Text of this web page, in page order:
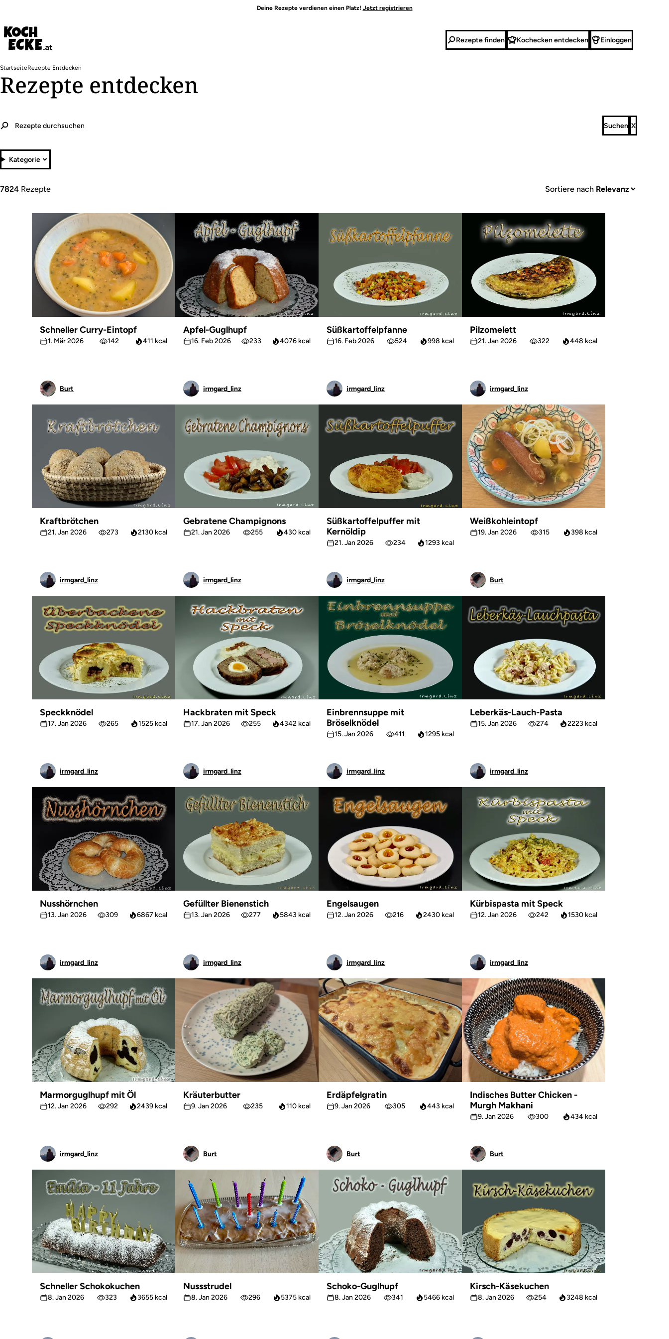
Inhalt
Deine Rezepte verdienen einen Platz! Jetzt registrieren
Rezepte finden Kochecken entdecken Einloggen
Pfadnavigation
StartseiteRezepte Entdecken
Rezepte entdecken
Kategorie
7824 Rezepte Sortiere nach
Schneller Curry-Eintopf
1. Mär 2026 142 411 kcal
Burt
Apfel-Guglhupf
16. Feb 2026 233 4076 kcal
irmgard_linz
Süßkartoffelpfanne
16. Feb 2026 524 998 kcal
irmgard_linz
Pilzomelett
21. Jan 2026 322 448 kcal
irmgard_linz
Kraftbrötchen
21. Jan 2026 273 2130 kcal
irmgard_linz
Gebratene Champignons
21. Jan 2026 255 430 kcal
irmgard_linz
Süßkartoffelpuffer mit
Kernöldip
21. Jan 2026 234 1293 kcal
irmgard_linz
Weißkohleintopf
19. Jan 2026 315 398 kcal
Burt
Speckknödel
17. Jan 2026 265 1525 kcal
irmgard_linz
Hackbraten mit Speck
17. Jan 2026 255 4342 kcal
irmgard_linz
Einbrennsuppe mit
Bröselknödel
15. Jan 2026 411 1295 kcal
irmgard_linz
Leberkäs-Lauch-Pasta
15. Jan 2026 274 2223 kcal
irmgard_linz
Nusshörnchen
13. Jan 2026 309 6867 kcal
irmgard_linz
Gefüllter Bienenstich
13. Jan 2026 277 5843 kcal
irmgard_linz
Engelsaugen
12. Jan 2026 216 2430 kcal
irmgard_linz
Kürbispasta mit Speck
12. Jan 2026 242 1530 kcal
irmgard_linz
Marmorguglhupf mit Öl
12. Jan 2026 292 2439 kcal
irmgard_linz
Kräuterbutter
9. Jan 2026 235 110 kcal
Burt
Erdäpfelgratin
9. Jan 2026 305 443 kcal
Burt
Indisches Butter Chicken -
Murgh Makhani
9. Jan 2026 300 434 kcal
Burt
Schneller Schokokuchen
8. Jan 2026 323 3655 kcal
Nussstrudel
8. Jan 2026 296 5375 kcal
Schoko-Guglhupf
8. Jan 2026 341 5466 kcal
Kirsch-Käsekuchen
8. Jan 2026 254 3248 kcal